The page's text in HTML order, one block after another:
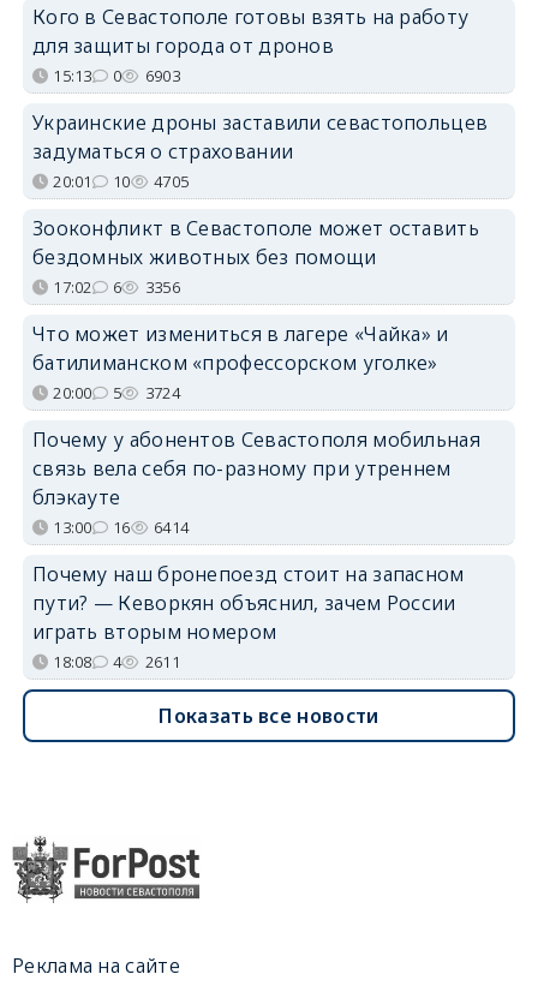
Кого в Севастополе готовы взять на работу
для защиты города от дронов
15:13 0 6903
Украинские дроны заставили севастопольцев
задуматься о страховании
20:01 10 4705
Зооконфликт в Севастополе может оставить
бездомных животных без помощи
17:02 6 3356
Что может измениться в лагере «Чайка» и
батилиманском «профессорском уголке»
20:00 5 3724
Почему у абонентов Севастополя мобильная
связь вела себя по-разному при утреннем
блэкауте
13:00 16 6414
Почему наш бронепоезд стоит на запасном
пути? — Кеворкян объяснил, зачем России
играть вторым номером
18:08 4 2611
Показать все новости
Реклама на сайте